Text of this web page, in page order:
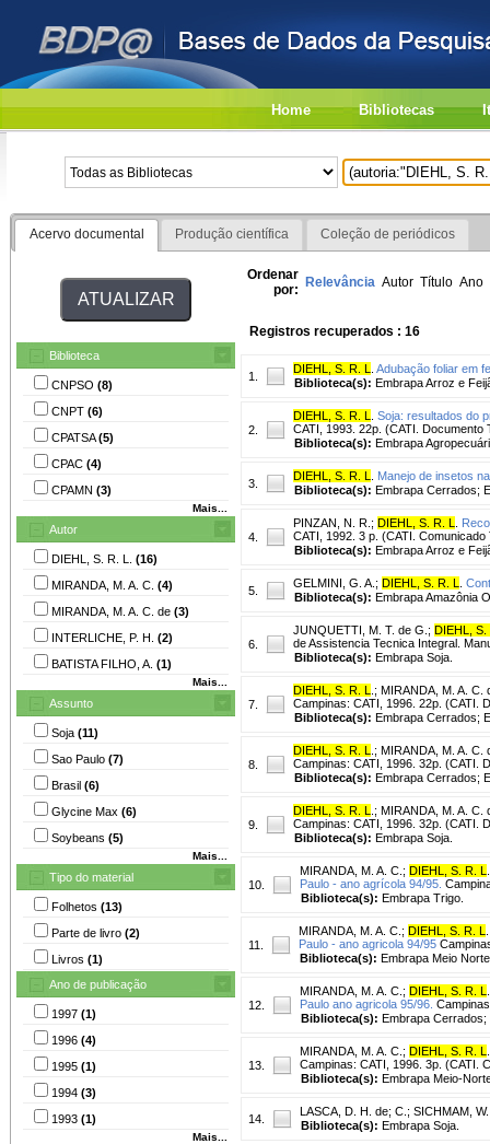
Home Bibliotecas
Acervo documental Produção científica Coleção de periódicos
Biblioteca
CNPSO (8)
CNPT (6)
CPATSA(5)
CPAC (4)
CPAMN (3)
Mais...
Autor
DIEHL, S. R. L. (16)
MIRANDA, M. A. C. (4)
MIRANDA, M. A. C. de (3)
INTERLICHE, P. H. (2)
BATISTA FILHO, A. (1)
Mais...
Assunto
Soja (11)
Sao Paulo (7)
Brasil (6)
Glycine Max (6)
Soybeans (5)
Mais...
Tipo do material
Folhetos (13)
Parte de livro (2)
Livros (1)
Ano de publicação
1997 (1)
1996 (4)
1995 (1)
1994 (3)
1993 (1)
Mais...
Ordenar
por: Relevância Autor Título Ano
Registros recuperados : 16
1.
DIEHL, S. R. L
Adubação foliar em
Biblioteca(s): Embrapa Arroz e
2.
DIEHL, S. R. L
Soja: resultados do
CATI, 1993. 22p. (CATI. Documento
Biblioteca(s): Embrapa
3.
DIEHL, S. R. L
Manejo de insetos
Biblioteca(s): Embrapa Cerrados;
4.
PINZAN, N. R. ; DIEHL, S. R. L
CATI, 1992. 3 p. (CATI.
Biblioteca(s): Embrapa Arroz e
5.
GELMINI, G. A. ; DIEHL, S. R. L
Biblioteca(s): Embrapa Amazônia
6.
JUNQUETTI, M. T. de G. ; DIEHL, S.
de Assistencia Tecnica Integral.
Biblioteca(s): Embrapa Soja.
7.
DIEHL, S. R. L ; MIRANDA, M. A. C.
Campinas: CATI, 1996. 22p. (CATI.
Biblioteca(s): Embrapa Cerrados;
8.
DIEHL, S. R. L ; MIRANDA, M. A. C.
Campinas: CATI, 1996. 32p. (CATI.
Biblioteca(s): Embrapa Cerrados;
9.
DIEHL, S. R. L ; MIRANDA, M. A. C.
Campinas: CATI, 1996. 32p. (CATI.
Biblioteca(s): Embrapa Soja.
10.
MIRANDA, M. A. C. ; DIEHL, S. R. L
Paulo - ano agrícola 94/95.
Biblioteca(s): Embrapa Trigo.
11.
MIRANDA, M. A. C. ; DIEHL, S. R. L
Paulo - ano agricola 94/95
Biblioteca(s): Embrapa Meio
12.
MIRANDA, M. A. C. ; DIEHL, S. R. L
Paulo ano agricola 95/96.
Biblioteca(s): Embrapa Cerrados;
13.
MIRANDA, M. A. C. ; DIEHL, S. R. L
Campinas: CATI, 1996. 3p. (CATI.
Biblioteca(s): Embrapa Meio-
14.
LASCA, D. H. de; C. ; SICHMAM, W.
Biblioteca(s): Embrapa Soja.